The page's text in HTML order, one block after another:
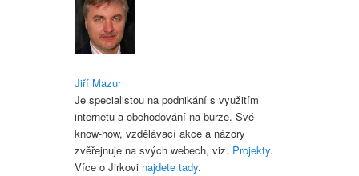
Jiří Mazur
Je specialistou na podnikání s využitím
internetu a obchodování na burze. Své
know-how, vzdělávací akce a názory
zvěřejnuje na svých webech, viz. Projekty.
Více o Jirkovi najdete tady.